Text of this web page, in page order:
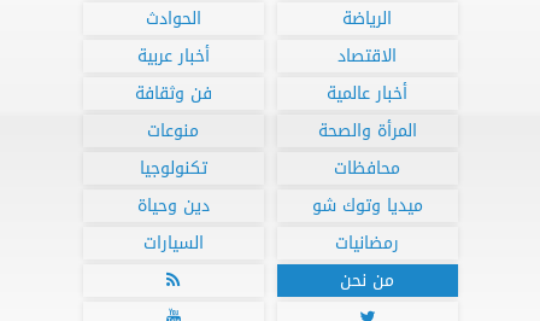
الرياضة
الحوادث
الاقتصاد
أخبار عربية
أخبار عالمية
فن وثقافة
المرأة والصحة
منوعات
محافظات
تكنولوجيا
ميديا وتوك شو
دين وحياة
رمضانيات
السيارات
من نحن
